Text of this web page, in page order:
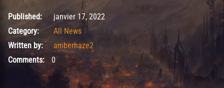
février 10, 2022
Published:
janvier 17, 2022
Category:
All News
Written by:
amberhaze2
Comments:0